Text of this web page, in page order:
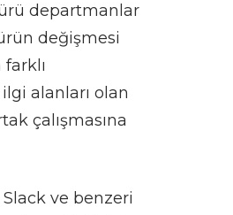
departmanlar
değişmesi
alanları olan
çalışmasına
ve benzeri